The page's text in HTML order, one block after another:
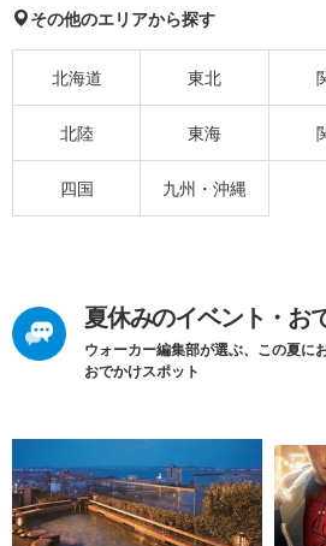
その他のエリアから探す
北海道 東北
北陸 東海
四国 九州・沖縄
夏休みのイベント・お
ウォーカー編集部が選ぶ、この夏に
おでかけスポット